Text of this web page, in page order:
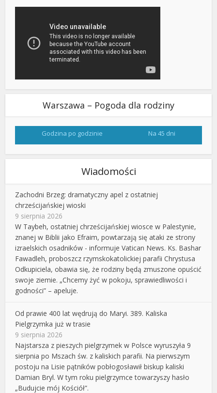
Warszawa – Pogoda dla rodziny
Godzina po godzinie Na 45 dni
Wiadomości
Zachodni Brzeg: dramatyczny apel z ostatniej
chrześcijańskiej wioski
9 sierpnia 2026
W Taybeh, ostatniej chrześcijańskiej wiosce w Palestynie,
znanej w Biblii jako Efraim, powtarzają się ataki ze strony
izraelskich osadników - informuje Vatican News. Ks. Bashar
Fawadleh, proboszcz rzymskokatolickiej parafii Chrystusa
Odkupiciela, obawia się, że rodziny będą zmuszone opuścić
swoje ziemie. „Chcemy żyć w pokoju, sprawiedliwości i
godności” – apeluje.
Od prawie 400 lat wędrują do Maryi. 389. Kaliska
Pielgrzymka już w trasie
9 sierpnia 2026
Najstarsza z pieszych pielgrzymek w Polsce wyruszyła 9
sierpnia po Mszach św. z kaliskich parafii. Na pierwszym
postoju na Lisie pątników pobłogosławił biskup kaliski
Damian Bryl. W tym roku pielgrzymce towarzyszy hasło
„Budujcie mój Kościół”.